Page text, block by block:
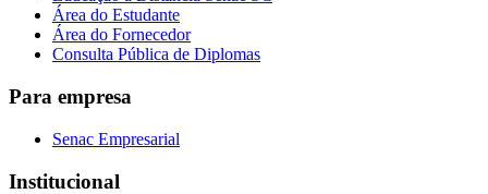
Área do Estudante
Área do Fornecedor
Consulta Pública de Diplomas
Para empresa
Senac Empresarial
Institucional